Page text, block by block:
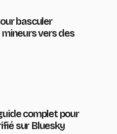
basculer
vers des
complet pour
sur Bluesky